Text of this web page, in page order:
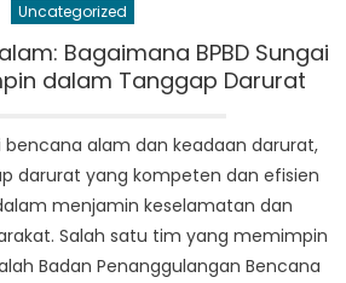
Balik
Upaya
BPBD
Uncategorized
Bagaimana BPBD Sungai
dalam Tanggap Darurat
alam dan keadaan darurat,
darurat yang kompeten dan efisien
menjamin keselamatan dan
Salah satu tim yang memimpin
Badan Penanggulangan Bencana